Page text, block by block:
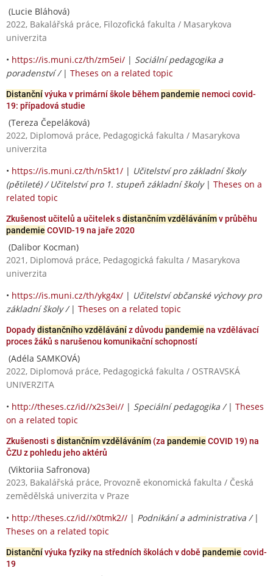
(Lucie Bláhová)
2022, Bakalářská práce, Filozofická fakulta / Masarykova
univerzita
• https://is.muni.cz/th/zm5ei/ | Sociální pedagogika a
poradenství / | Theses on a related topic
Distančnívýuka v primární škole běhempandemie nemoci covid-
19: případová studie
(Tereza Čepeláková)
2022, Diplomová práce, Pedagogická fakulta / Masarykova
univerzita
• https://is.muni.cz/th/n5kt1/ | Učitelství pro základní školy
(pětileté) / Učitelství pro 1. stupeň základní školy| Theses on a
related topic
Zkušenost učitelů a učitelek sdistančním vzdělávánímv průběhu
pandemie COVID-19 na jaře 2020
(Dalibor Kocman)
2021, Diplomová práce, Pedagogická fakulta / Masarykova
univerzita
• https://is.muni.cz/th/ykg4x/ | Učitelství občanské výchovy pro
základní školy / | Theses on a related topic
Dopadydistančního vzděláváníz důvodu pandemie na vzdělávací
proces žáků s narušenou komunikační schopností
(Adéla SAMKOVÁ)
2022, Diplomová práce, Pedagogická fakulta / OSTRAVSKÁ
UNIVERZITA
• http://theses.cz/id//x2s3ei// | Speciální pedagogika / | Theses
on a related topic
Zkušenosti sdistančním vzděláváním (za pandemie COVID 19) na
ČZU z pohledu jeho aktérů
(Viktoriia Safronova)
2023, Bakalářská práce, Provozně ekonomická fakulta / Česká
zemědělská univerzita v Praze
• http://theses.cz/id//x0tmk2// | Podnikání a administrativa / |
Theses on a related topic
Distančnívýuka fyziky na středních školách v době pandemie covid-
19